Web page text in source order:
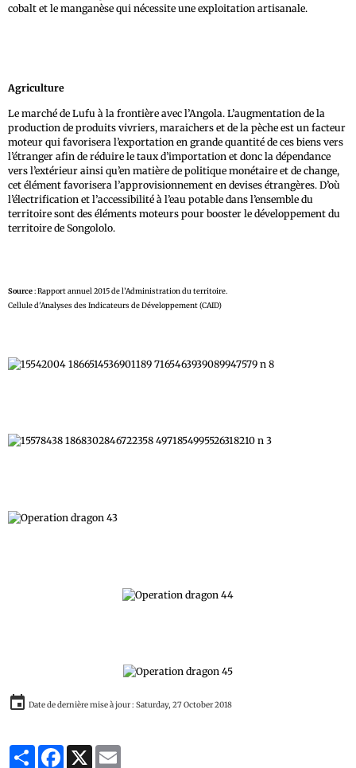
cobalt et le manganèse qui nécessite une exploitation artisanale.
Agriculture
Le marché de Lufu à la frontière avec l’Angola. L’augmentation de la
production de produits vivriers, maraichers et de la pèche est un facteur
moteur qui favorisera l’exportation en grande quantité de ces biens vers
l’étranger afin de réduire le taux d’importation et donc la dépendance
vers l’extérieur ainsi qu’en matière de politique monétaire et de change,
cet élément favorisera l’approvisionnement en devises étrangères. D’où
l’électrification et l’accessibilité à l’eau potable dans l’ensemble du
territoire sont des éléments moteurs pour booster le développement du
territoire de Songololo.
Source: Rapport annuel 2015 de l’Administration du territoire.
Cellule d'Analyses des Indicateurs de Développement (CAID)
Date de dernière mise à jour : Saturday, 27 October 2018
PartagerFacebook
X